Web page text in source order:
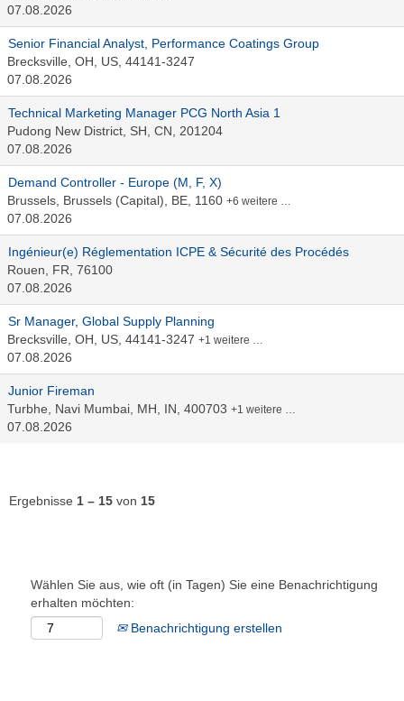
07.08.2026
Senior Financial Analyst, Performance Coatings Group
Brecksville, OH, US, 44141-3247
07.08.2026
Technical Marketing Manager PCG North Asia 1
Pudong New District, SH, CN, 201204
07.08.2026
Demand Controller - Europe (M, F, X)
Brussels, Brussels (Capital), BE, 1160 +6 weitere …
07.08.2026
Ingénieur(e) Réglementation ICPE & Sécurité des Procédés
Rouen, FR, 76100
07.08.2026
Sr Manager, Global Supply Planning
Brecksville, OH, US, 44141-3247 +1 weitere …
07.08.2026
Junior Fireman
Turbhe, Navi Mumbai, MH, IN, 400703 +1 weitere …
07.08.2026
Ergebnisse 1 – 15 von 15
Wählen Sie aus, wie oft (in Tagen) Sie eine Benachrichtigung
erhalten möchten:
Benachrichtigung erstellen